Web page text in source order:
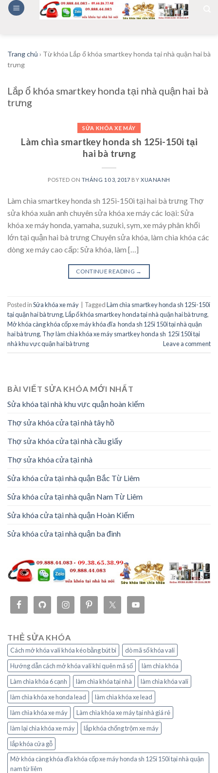
Skip
Trang chủ › Từ khóa Lắp ổ khóa smartkey honda tại nhà quận hai bà
trưng
Lắp ổ khóa smartkey honda tại nhà quận hai bà
trưng
SỬA KHÓA XE MÁY
Làm chìa smartkey honda sh 125i-150i tại
hai bà trưng
POSTED ON THÁNG 10 3, 2017 BY XUANANH
Làm chìa smartkey honda sh 125i-150i tại hai bà trưng Thợ
sửa khóa xuân anh chuyên sửa khóa xe máy các loại: Sửa
khóa xe máy honda, yamaha, suzuki, sym, xe máy phân khối
lớn tại quận hai bà trưng Chuyên sửa khóa, làm chìa khóa các
dòng xe máy cao cấp: Sửa khóa, làm […]
CONTINUE READING →
Posted inSửa khóa xe máy TaggedLàm chìa smartkey honda sh 125i-150i
tại quận hai bà trưng,Lắp ổ khóa smartkey honda tại nhà quận hai bà trưng,
Mở khóa càng khóa cốp xe máy khóa đĩa honda sh 125i 150i tại nhà quận
hai bà trưng, Thợ làm chìa khóa xe máy smartkey honda sh 125i 150i tại
nhà khu vực quận hai bà trưng
Leave a comment
BÀI VIẾT SỬA KHÓA MỚI NHẤT
Sửa khóa tại nhà khu vực quận hoàn kiếm
Thợ sửa khóa cửa tại nhà tây hồ
Thợ sửa khóa cửa tại nhà cầu giấy
Thợ sửa khóa cửa tại nhà
Sửa khóa cửa tại nhà quận Bắc Từ Liêm
Sửa khóa cửa tại nhà quận Nam Từ Liêm
Sửa khóa cửa tại nhà quận Hoàn Kiếm
Sửa khóa cửa tại nhà quận ba đình
THẺ SỬA KHÓA
Cách mở khóa vali khóa kéo bằng bút bi
dò mã số khóa vali
Hướng dẫn cách mở khóa vali khi quên mã số
làm chìa khóa
Làm chìa khóa 6 cạnh
làm chìa khóa tại nhà
làm chìa khóa vali
làm chìa khóa xe honda lead
làm chìa khóa xe lead
làm chìa khóa xe máy
Làm chìa khóa xe máy tại nhà giá rẻ
làm lại chìa khóa xe máy
lắp khóa chống trộm xe máy
lắp khóa cửa gỗ
Mở khóa càng khóa đĩa khóa cốp xe máy honda sh 125i 150i tại nhà quận
nam từ liêm